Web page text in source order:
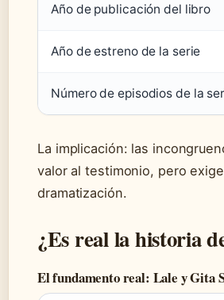
Año de publicación del libro
Año de estreno de la serie
Número de episodios de la
La implicación: las
valor al testimonio, pero
dramatización.
¿Es real la historia
El fundamento real: Lale y Gita